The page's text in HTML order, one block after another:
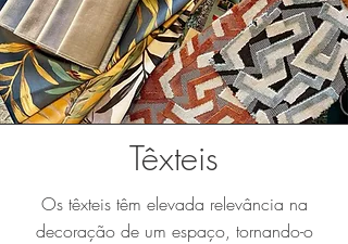
Têxteis
Os têxteis têm elevada relevância na
decoração de um espaço, tornando-o